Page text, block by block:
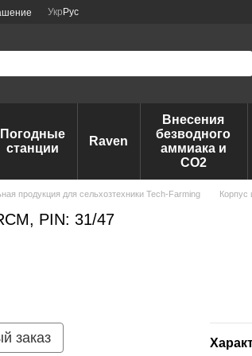
Укр Рус
Погодные
станции
Raven
Внесения
безводного
аммиака и
CO2
продукция для сельхозтехники Tech-Farming Корпус
PIN: 31/47
заказ